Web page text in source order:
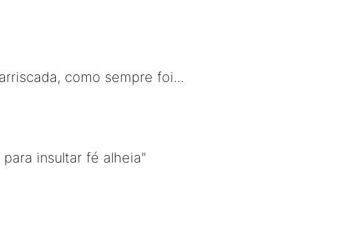
como sempre foi...
insultar fé alheia"